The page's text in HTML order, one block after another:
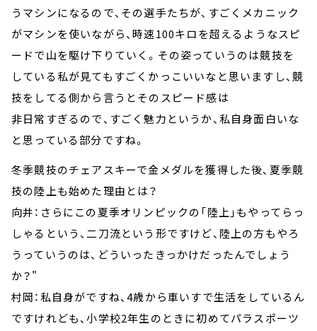
うマシンになるので、その選手たちが、すごくメカニック
がマシンを使いながら、時速100キロを超えるようなスピ
ードで山を駆け下りていく。その姿っていうのは競技を
している私が見てもすごくかっこいいなと思いますし、競
技をしてる側から言うとそのスピード感は
非日常すぎるので、すごく魅力というか、私自身面白いな
と思っている部分ですね。
冬季競技のチェアスキーで金メダルを獲得した後、夏季競
技の陸上も始めた理由とは？
向井：さらにこの夏季オリンピックの「陸上」もやってらっ
しゃるという、二刀流という形ですけど、陸上の方もやろ
うっていうのは、どういったきっかけだったんでしょう
か？"
村岡：私自身がですね、4歳から車いすで生活をしているん
ですけれども、小学校2年生のときに初めてパラスポーツ